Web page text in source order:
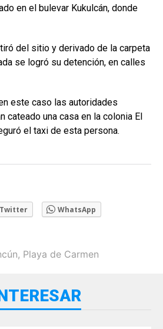
en el bulevar Kukulcán, donde
del sitio y derivado de la carpeta
se logró su detención, en calles
este caso las autoridades
cateado una casa en la colonia El
el taxi de esta persona.
Twitter WhatsApp
, Playa de Carmen